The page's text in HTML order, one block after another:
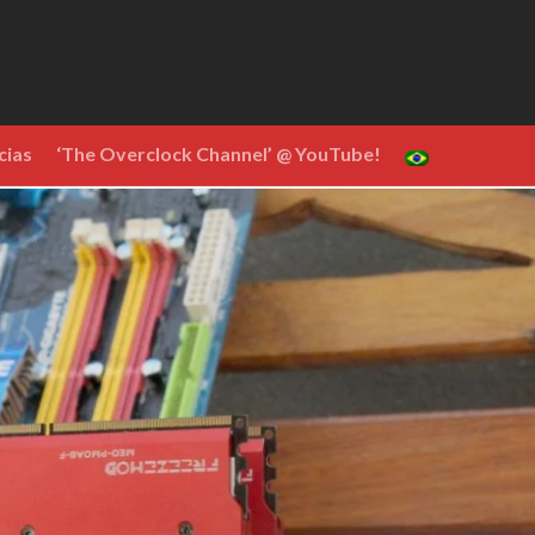
‘The Overclock Channel’ @ YouTube!